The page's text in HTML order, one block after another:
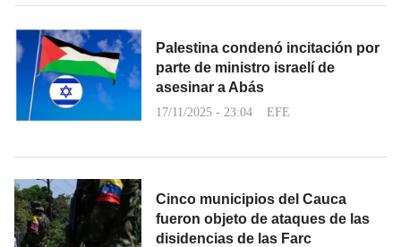
Palestina condenó incitación por
parte de ministro israelí de
asesinar a Abás
17/11/2025 - 23:04 EFE
Cinco municipios del Cauca
fueron objeto de ataques de las
disidencias de las Farc